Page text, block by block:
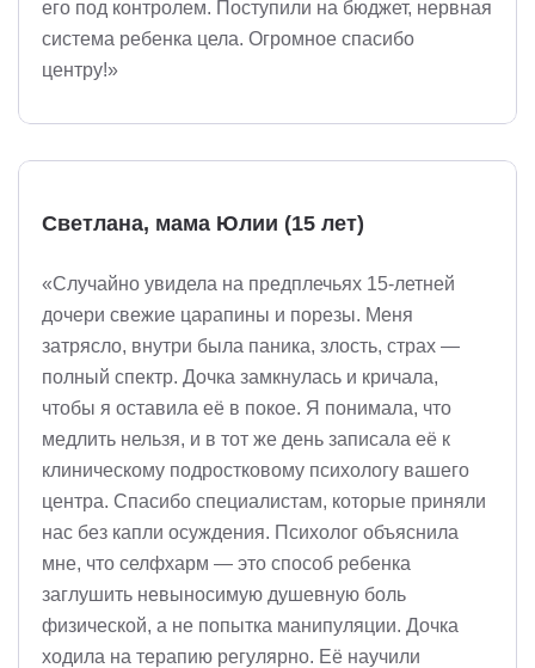
его под контролем. Поступили на бюджет, нервная
система ребенка цела. Огромное спасибо
центру!»
Светлана, мама Юлии (15 лет)
«Случайно увидела на предплечьях 15-летней
дочери свежие царапины и порезы. Меня
затрясло, внутри была паника, злость, страх —
полный спектр. Дочка замкнулась и кричала,
чтобы я оставила её в покое. Я понимала, что
медлить нельзя, и в тот же день записала её к
клиническому подростковому психологу вашего
центра. Спасибо специалистам, которые приняли
нас без капли осуждения. Психолог объяснила
мне, что селфхарм — это способ ребенка
заглушить невыносимую душевную боль
физической, а не попытка манипуляции. Дочка
ходила на терапию регулярно. Её научили